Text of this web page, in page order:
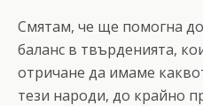
Смятам, че ще помогна до
баланс в твърденията,
отричане да имаме
тези народи, до крайно